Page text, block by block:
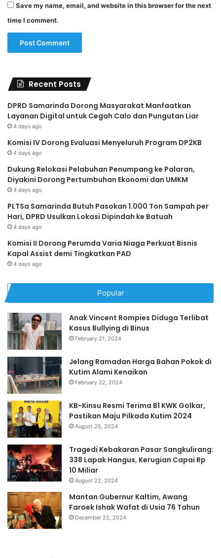
Save my name, email, and website in this browser for the next
time I comment.
Recent Posts
DPRD Samarinda Dorong Masyarakat Manfaatkan
Layanan Digital untuk Cegah Calo dan Pungutan Liar
4 days ago
Komisi IV Dorong Evaluasi Menyeluruh Program DP2KB
4 days ago
Dukung Relokasi Pelabuhan Penumpang ke Palaran,
Diyakini Dorong Pertumbuhan Ekonomi dan UMKM
4 days ago
PLTSa Samarinda Butuh Pasokan 1.000 Ton Sampah per
Hari, DPRD Usulkan Lokasi Dipindah ke Batuah
4 days ago
Komisi II Dorong Perumda Varia Niaga Perkuat Bisnis
Kapal Assist demi Tingkatkan PAD
4 days ago
Popular
Anak Vincent Rompies Diduga Terlibat
Kasus Bullying di Binus
February 21, 2024
Jelang Ramadan Harga Bahan Pokok di
Kutim Alami Kenaikan
February 22, 2024
KB-Kinsu Resmi Terima B1 KWK Golkar,
Pastikan Maju Pilkada Kutim 2024
August 25, 2024
Tragedi Kebakaran Pasar Sangkulirang:
338 Lapak Hangus, Kerugian Capai Rp
10 Miliar
August 22, 2024
Mantan Gubernur Kaltim, Awang
Faroek Ishak Wafat di Usia 76 Tahun
December 22, 2024